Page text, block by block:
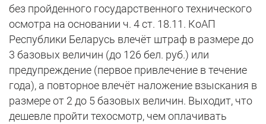
без пройденного государственного технического
осмотра на основании ч. 4 ст. 18.11. КоАП
Республики Беларусь влечёт штраф в размере до
3 базовых величин (до 126 бел. руб.) или
предупреждение (первое привлечение в течение
года), а повторное влечёт наложение взыскания в
размере от 2 до 5 базовых величин. Выходит, что
дешевле пройти техосмотр, чем оплачивать